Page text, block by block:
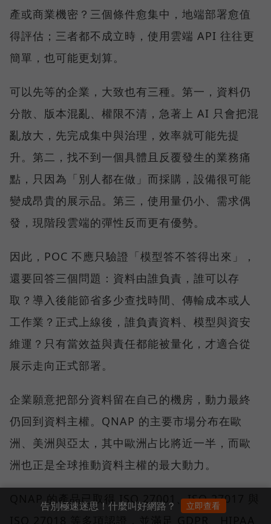
產或商業機密？三個條件愈集中，地端部署愈值
得評估；三者都不成立時，使用雲端 API 往往更
簡單，也可能更划算。
可以先等的企業，大致也有三種。第一，資料仍
分散、版本混亂、權限不清，急著上 AI 只會把混
亂放大，先完成集中與治理，效率就可能先提
升。第二，找不到一個具體且反覆發生的業務痛
點，只因為「別人都在做」而採購，設備很可能
變成昂貴的展示品。第三，使用量仍小、需求偶
發，現階段雲端的彈性反而更有優勢。
因此，POC 不應只驗證「模型答不答得出來」，
還要回答三個問題：資料由誰負責，誰可以存
取？導入後能節省多少查找時間、傳輸成本或人
工作業？正式上線後，誰負責資料、模型與資安
維運？只有當效益與責任都能被量化，才適合從
展示走向正式部署。
企業願意把部分資料留在自己的機房，動力最終
仍回到資料主權。QNAP 的主要市場分布在歐
洲、美洲與亞太，其中歐洲占比將近一半，而歐
洲也正是全球推動資料主權的最大動力。
QNAP 的產品已取得 ISO 27001、ISO 27017 與
告別極速迷思！什麼叫好網路？ 立即查看